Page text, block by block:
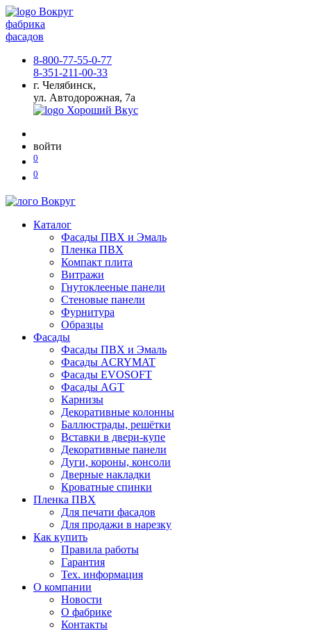
фабрика
фасадов
8-800-77-55-0-77
8-351-211-00-33
г. Челябинск,
ул. Автодорожная, 7а
войти
0
0
Каталог
Фасады ПВХ и Эмаль
Пленка ПВХ
Компакт плита
Витражи
Гнутоклееные панели
Стеновые панели
Фурнитура
Образцы
Фасады
Фасады ПВХ и Эмаль
Фасады ACRYMAT
Фасады EVOSOFT
Фасады AGT
Карнизы
Декоративные колонны
Баллюстрады, решётки
Вставки в двери-купе
Декоративные панели
Дуги, короны, консоли
Дверные накладки
Кроватные спинки
Пленка ПВХ
Для печати фасадов
Для продажи в нарезку
Как купить
Правила работы
Гарантия
Тех. информация
О компании
Новости
О фабрике
Контакты